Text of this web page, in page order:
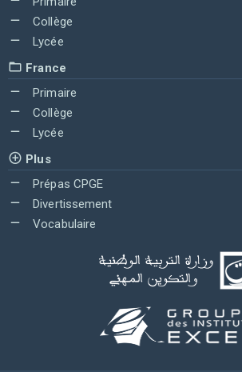
Collège
Lycée
France
Primaire
Collège
Lycée
Plus
Prépas CPGE
Divertissement
Vocabulaire